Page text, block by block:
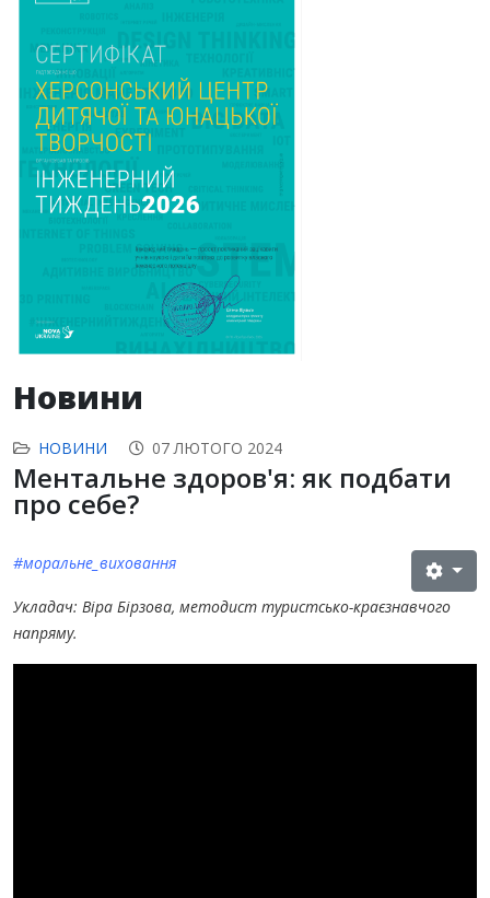
Новини
НОВИНИ 07 ЛЮТОГО 2024
Ментальне здоров'я: як подбати
про себе?
#моральне_виховання
Укладач: Віра Бірзова, методист туристсько-краєзнавчого
напряму.